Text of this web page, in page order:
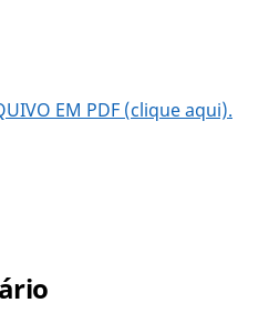
EM PDF (clique aqui).